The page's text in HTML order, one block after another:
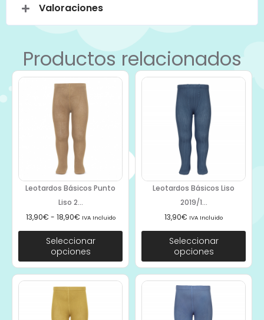
Valoraciones
Productos relacionados
Leotardos Básicos Punto
Liso 2...
13,90€ - 18,90€ IVA Incluido
Seleccionar
opciones
Leotardos Básicos Liso
2019/1...
13,90€ IVA Incluido
Seleccionar
opciones